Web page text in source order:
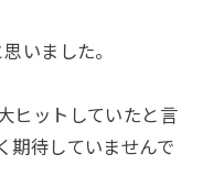
いました。
ヒットしていたと言
期待していませんで